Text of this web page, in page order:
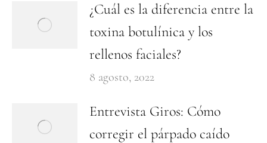
¿Cuál es la diferencia entre la
toxina botulínica y los
rellenos faciales?
8 agosto, 2022
Entrevista Giros: Cómo
corregir el párpado caído